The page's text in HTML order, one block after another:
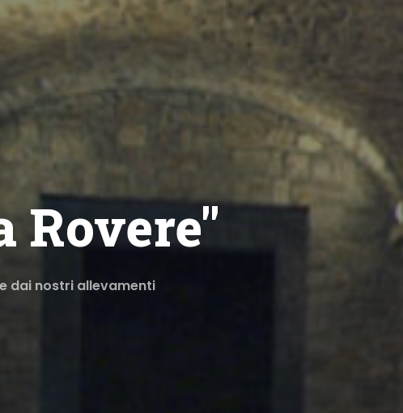
Rovere"
dai nostri allevamenti